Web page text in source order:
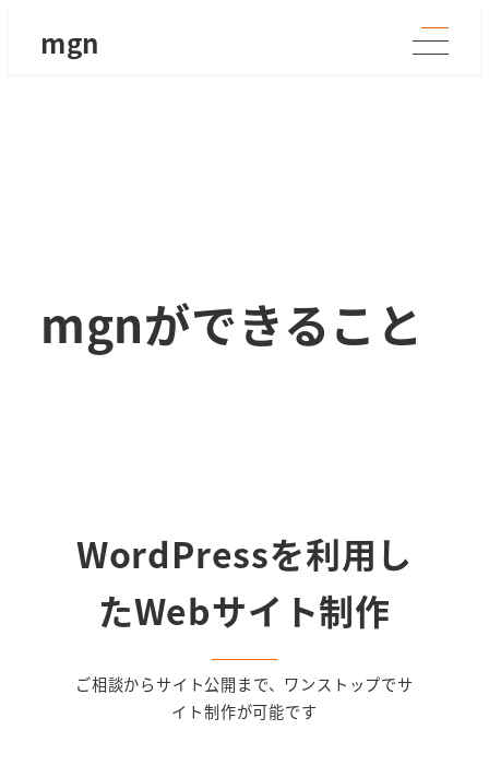
mgn
mgnができること
WordPressを利用し
たWebサイト制作
ご相談からサイト公開まで、ワンストップでサ
イト制作が可能です